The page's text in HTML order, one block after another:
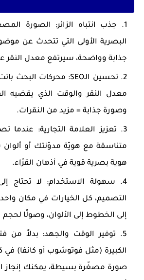
جذب انتباه الزائر: الصورة
البصرية الأولى التي تتحدث عن
جذابة وواضحة، سيرتفع معدل النقر
تحسين الـSEO
: محركات البحث
معدل النقر والوقت الذي يقضيه
وصورة جذابة = مزيد من النقرات.
تعزيز العلامة التجارية: عندما
متناسقة مع هويّة مدوّنتك أو ألوان
هوية بصرية قوية في أذهان القرّاء.
سهولة الاستخدام: لا تحتاج
التصميم، كل الخيارات في مكان
إلى الخطوط إلى الألوان، وصولًا
توفير الوقت والجهد: بدلاً من
الكبيرة (مثل فوتوشوب أو كانفا)
صورة مصغّرة بسيطة، يمكنك إنجاز